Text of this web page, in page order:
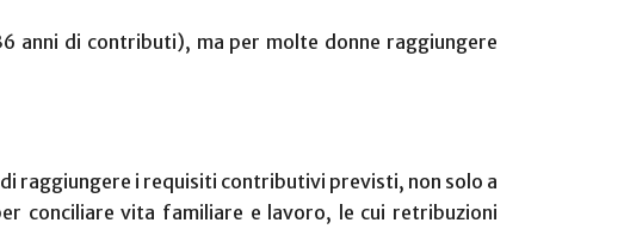
anni di contributi), ma per molte donne raggiungere
raggiungere i requisiti contributivi previsti, non solo a
conciliare vita familiare e lavoro, le cui retribuzioni